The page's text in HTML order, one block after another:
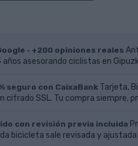
· +200 opiniones reales
años asesorando ciclistas en
seguro con CaixaBank Tarjeta,
cifrado SSL. Tu compra siempre,
con revisión previa incluida
bicicleta sale revisada y